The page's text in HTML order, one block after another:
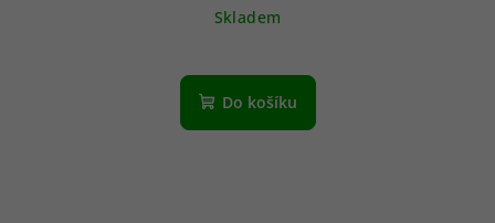
Skladem
Do košíku